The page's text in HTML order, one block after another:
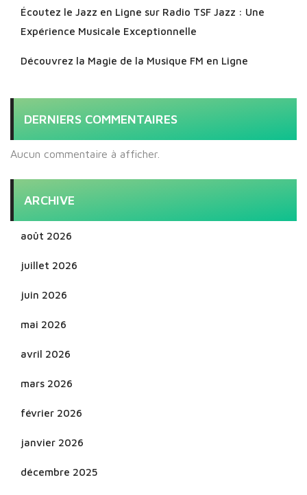
Écoutez le Jazz en Ligne sur Radio TSF Jazz : Une
Expérience Musicale Exceptionnelle
Découvrez la Magie de la Musique FM en Ligne
DERNIERS COMMENTAIRES
Aucun commentaire à afficher.
ARCHIVE
août 2026
juillet 2026
juin 2026
mai 2026
avril 2026
mars 2026
février 2026
janvier 2026
décembre 2025